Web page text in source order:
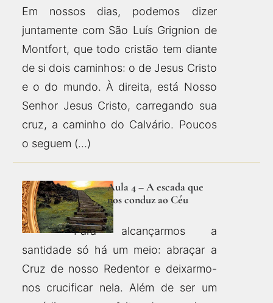
Em nossos dias, podemos dizer
juntamente com São Luís Grignion de
Montfort, que todo cristão tem diante
de si dois caminhos: o de Jesus Cristo
e o do mundo. À direita, está Nosso
Senhor Jesus Cristo, carregando sua
cruz, a caminho do Calvário. Poucos
o seguem (…)
Aula 4 – A escada que
nos conduz ao Céu
Para alcançarmos a
santidade só há um meio: abraçar a
Cruz de nosso Redentor e deixarmo-
nos crucificar nela. Além de ser um